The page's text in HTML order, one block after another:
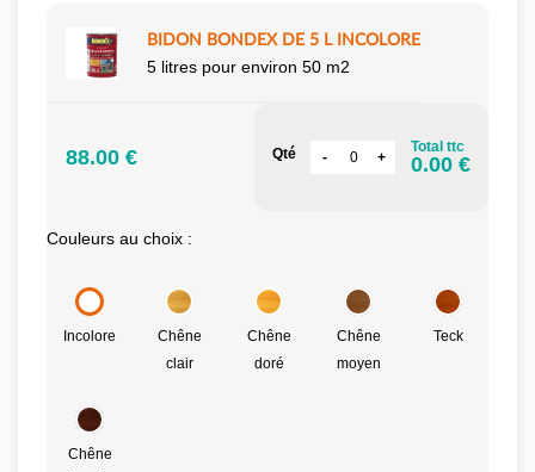
BIDON BONDEX DE 5 L INCOLORE
5 litres pour environ 50 m2
88.00 € Qté Total ttc
0.00 €
Couleurs au choix :
Incolore
Chêne
clair
Chêne
doré
Chêne
moyen
Teck
Chêne